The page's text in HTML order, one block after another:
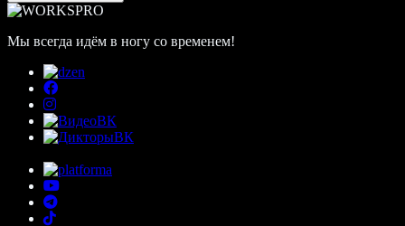
Мы всегда идём в ногу со временем!